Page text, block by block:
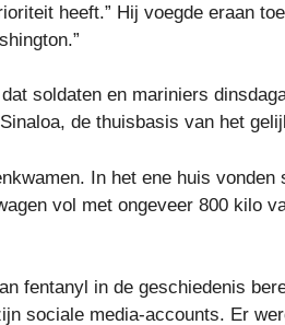
heeft.” Hij voegde eraan
soldaten en mariniers
de thuisbasis van het
In het ene huis vonden
vol met ongeveer 800 kilo
fentanyl in de geschiedenis
sociale media-accounts. Er